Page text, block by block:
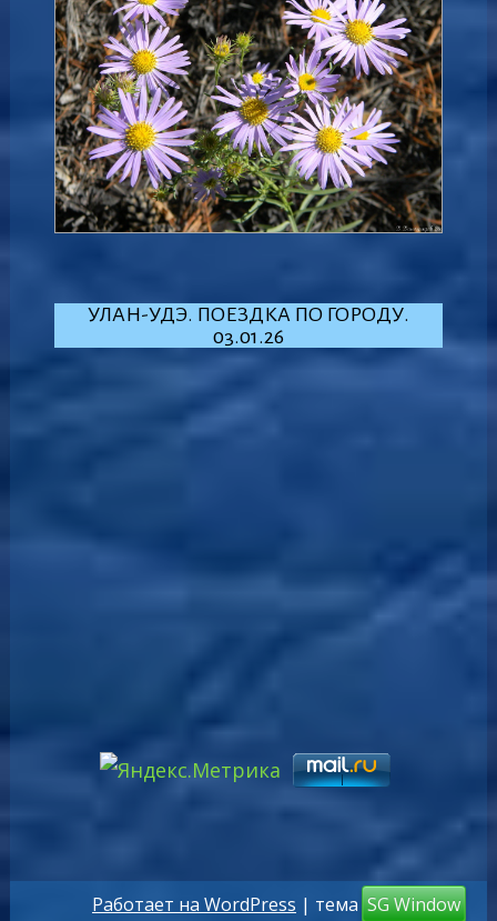
УЛАН-УДЭ. ПОЕЗДКА ПО ГОРОДУ.
03.01.26
Работает на WordPress | темаSG Window